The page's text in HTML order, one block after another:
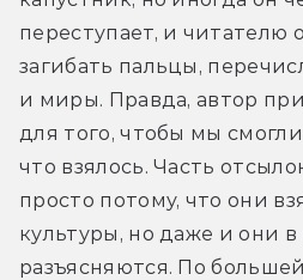
переступает, и читателю
загибать пальцы,
и миры. Правда, автор
для того, чтобы мы
что взялось. Часть
просто потому, что они
культуры, но даже и они
разъясняются. По